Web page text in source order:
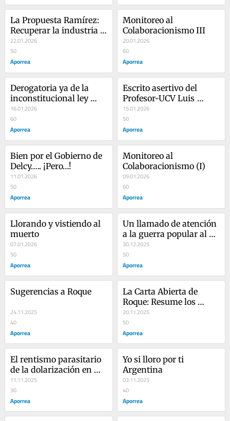
La Propuesta Ramírez:
Recuperar la industria
petrolera sin perder
soberanía
22.01.2026
50
Aporrea
Monitoreo al
Colaboracionismo III
20.01.2026
60
Aporrea
Derogatoria ya de la
inconstitucional ley
antibloqueo
16.01.2026
60
Aporrea
Escrito asertivo del
Profesor-UCV Luis
Fuenmayor Toro
15.01.2026
50
Aporrea
Bien por el Gobierno de
Delcy….. ¡Pero…!
11.01.2026
50
Aporrea
Monitoreo al
Colaboracionismo (I)
09.01.2026
60
Aporrea
Llorando y vistiendo al
muerto
07.01.2026
50
Aporrea
Un llamado de atención
a la guerra popular al
imperialismo yanqui
30.12.2025
50
Aporrea
Sugerencias a Roque
24.11.2025
40
Aporrea
La Carta Abierta de
Roque: Resume los
últimos 26 años de
historia patria (I)
20.11.2025
50
Aporrea
El rentismo parasitario
de la dolarización en
Venezuela ahorita
11.11.2025
30
Aporrea
Yo si lloro por ti
Argentina
03.11.2025
40
Aporrea